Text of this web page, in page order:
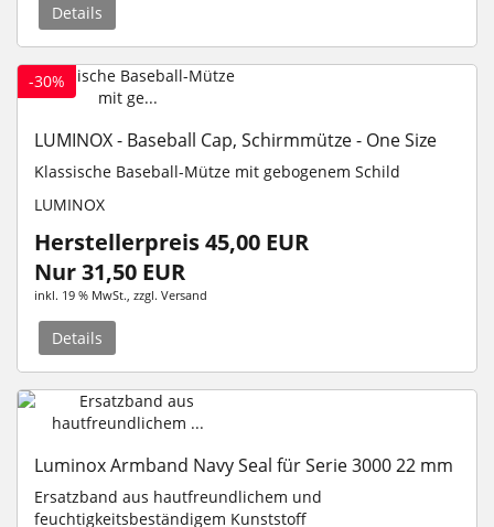
Details
-30%
LUMINOX - Baseball Cap, Schirmmütze - One Size
Klassische Baseball-Mütze mit gebogenem Schild
LUMINOX
Herstellerpreis 45,00 EUR
Nur 31,50 EUR
inkl. 19 % MwSt. , zzgl. Versand
Details
Luminox Armband Navy Seal für Serie 3000 22 mm
Ersatzband aus hautfreundlichem und
feuchtigkeitsbeständigem Kunststoff